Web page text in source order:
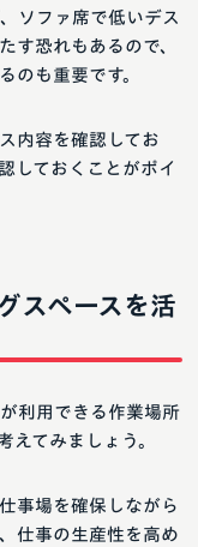
ソファ席で低いデス
す恐れもあるので、
のも重要です。
内容を確認してお
しておくことがポイ
スペースを活
利用できる作業場所
えてみましょう。
事場を確保しながら
仕事の生産性を高め